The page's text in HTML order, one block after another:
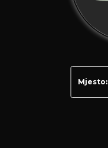
Mjesto: